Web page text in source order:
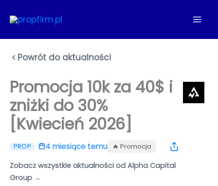
do
Powrót do aktualności
Promocja 10k za 40$ i
zniżki do 30%
[Kwiecień 2026]
PROP 4 miesiące temu 🔥 Promocja
Zobacz wszystkie aktualności od Alpha Capital
Group →